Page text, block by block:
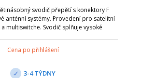
svodič přepětí s konektory F
anténní systémy. Provedení pro satelitní
multiswitche. Svodič splňuje vysoké
Cena po přihlášení
3-4 TÝDNY